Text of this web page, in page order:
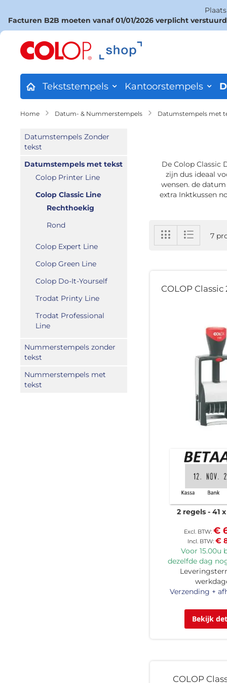
Facturen B2B moeten vanaf 01/01/2026 verplicht
Ga
Tekststempels Kantoorstempels
Home Datum- & Nummerstempels Datumstempels met
De Colop Classic
zijn dus ideaal
wensen. de
extra Inktkussen
Tonen
als
Foto-
tabel 7
COLOP Classic
2 regels 41
€
€
Voor 15.00u
dezelfde dag
Verzending +
Bekijk
COLOP
Datumstempels Zonder
tekst
Datumstempels met tekst
Colop Printer Line
Colop Classic Line
Rechthoekig
Rond
Colop Expert Line
Colop Green Line
Colop Do-It-Yourself
Trodat Printy Line
Trodat Professional
Line
Nummerstempels zonder
tekst
Nummerstempels met
tekst